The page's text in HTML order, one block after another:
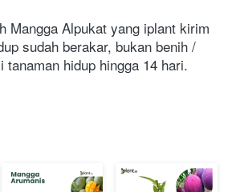
Mangga Alpukat yang iplant kirim
sudah berakar, bukan benih /
tanaman hidup hingga 14 hari.